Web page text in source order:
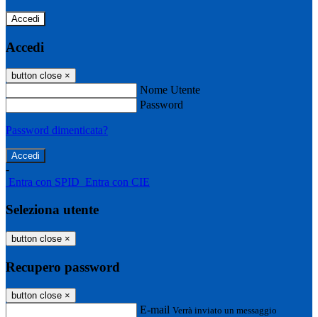
Accedi
Accedi
button close ×
Nome Utente
Password
Password dimenticata?
-
Entra con SPID Entra con CIE
Seleziona utente
button close ×
Recupero password
button close ×
E-mail Verrà inviato un messaggio